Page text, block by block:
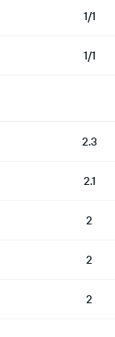
1/1
1/1
2.3
2.1
2
2
2